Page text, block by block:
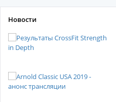
Новости